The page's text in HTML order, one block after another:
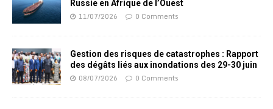
Russie en Afrique de l’Ouest
11/07/2026 0 Comments
Gestion des risques de catastrophes : Rapport
des dégâts liés aux inondations des 29-30 juin
08/07/2026 0 Comments